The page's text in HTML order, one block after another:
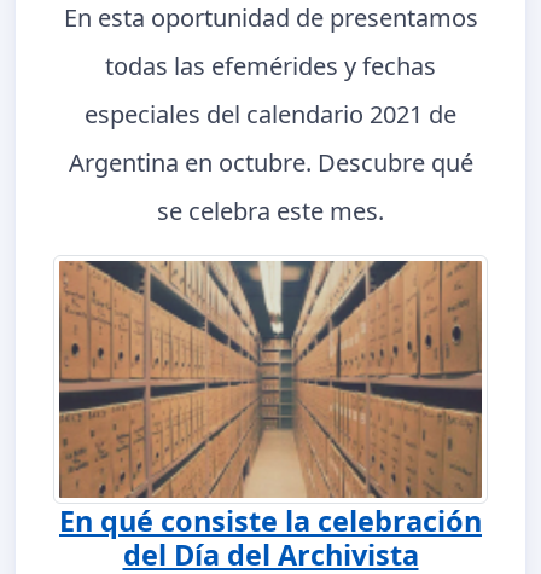
En esta oportunidad de presentamos
todas las efemérides y fechas
especiales del calendario 2021 de
Argentina en octubre. Descubre qué
se celebra este mes.
En qué consiste la celebración
del Día del Archivista